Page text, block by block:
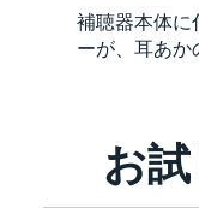
補聴器本体に
ーが、耳あか
お